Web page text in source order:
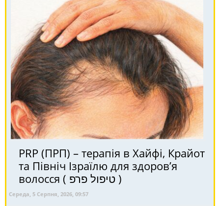
PRP (ПРП) – терапія в Хайфі, Крайот
та Північ Ізраїлю для здоров’я
волосся ( טיפול פרפ )
Середа, 5 Серпня, 2026, 09:57